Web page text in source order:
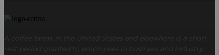
A coffee break in the United States and elsewhere is a short
rest period granted to employees in business and industry.